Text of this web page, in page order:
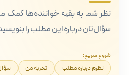
نظر شما به بقیه خواننده‌ها کمک
سؤال‌تان درباره این مطلب را
شروع سریع:
نظرم درباره مطلب
تجربه من